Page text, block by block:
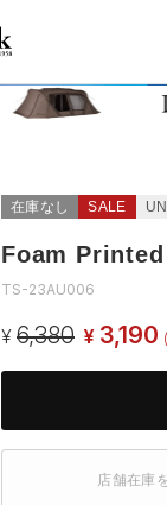
在庫なし SALE
Foam
TS-23AU006
¥ 6,380 ¥ 3,190
店舗在庫